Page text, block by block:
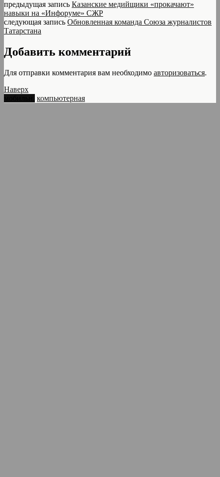
предыдущая запись Казанские медийщики «прокачают»
навыки на «Инфоруме» СЖР
следующая запись Обновленная команда Союза журналистов
Татарстана
Добавить комментарий
Для отправки комментария вам необходимо авторизоваться.
Наверх
компьютерная